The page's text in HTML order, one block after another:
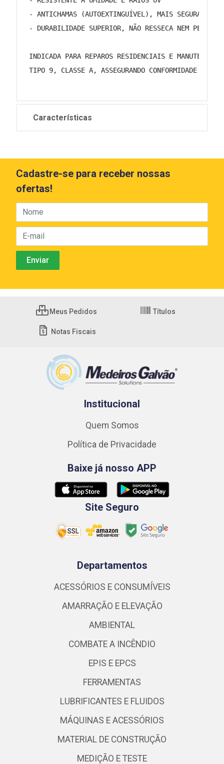
- ANTICHAMAS (AUTOEXTINGUÍVEL), MAIS SEGURANÇA
- DURABILIDADE SUPERIOR, NÃO RESSECA NEM PERDE
INDICADA PARA REPAROS RESIDENCIAIS E
TIPO 9, CLASSE A, ASSEGURANDO CONFORMIDADE COM
Características
Cadastre-se para receber nossas
ofertas!
Meus Pedidos Títulos
Notas Fiscais
Institucional
Quem Somos
Política de Privacidade
Baixe já nosso APP
Site Seguro
Departamentos
ACESSÓRIOS E CONSUMÍVEIS
AMARRAÇÃO E ELEVAÇÃO
AMBIENTAL
COMBATE A INCÊNDIO
EPIS E EPCS
FERRAMENTAS
LUBRIFICANTES E FLUIDOS
MÁQUINAS E ACESSÓRIOS
MATERIAL DE CONSTRUÇÃO
MEDIÇÃO E TESTE